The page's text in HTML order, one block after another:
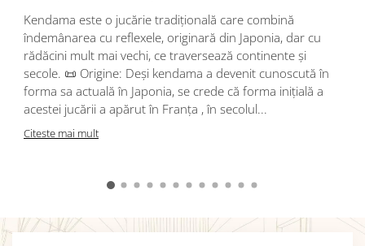
Kendama este o jucărie tradițională care combină
îndemânarea cu reflexele, originară din Japonia, dar cu
rădăcini mult mai vechi, ce traversează continente și
secole. 📜 Origine: Deși kendama a devenit cunoscută în
forma sa actuală în Japonia, se crede că forma inițială a
acestei jucării a apărut în Franța , în secolul...
Citeste mai mult